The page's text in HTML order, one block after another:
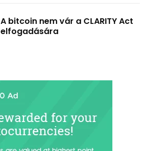
A bitcoin nem vár a CLARITY Act
elfogadására